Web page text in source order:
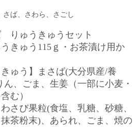
さば、さわら、さごし
ゅうきゅうセット
きゅう115ｇ・お茶漬け用か
ゅう】まさば(大分県産/養
、ごま、生姜（一部に小麦・
む）
さび果粒(食塩、乳糖、砂糖、
茶粉末)、あられ、ごま、焼の